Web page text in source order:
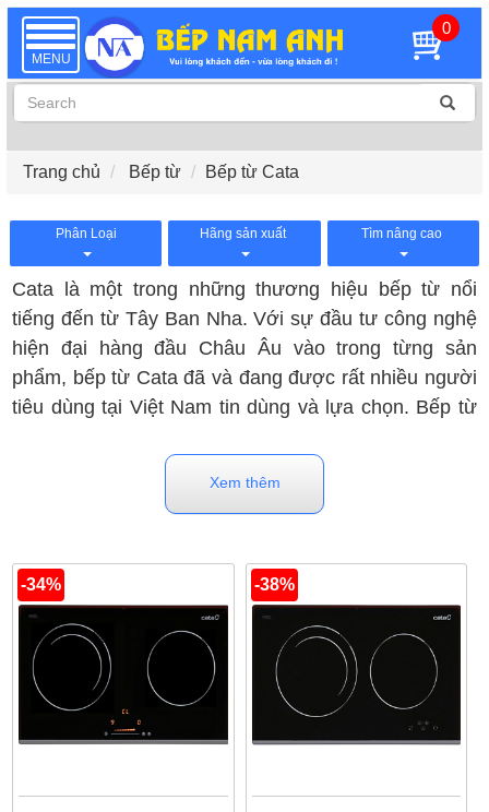
TOGGLE
NAVIGATION
MENU
0
Trang chủ Bếp từ Bếp từ Cata
Phân Loại Hãng sản xuất Tìm nâng cao
Cata là một trong những thương hiệu bếp từ nổi
tiếng đến từ Tây Ban Nha. Với sự đầu tư công nghệ
hiện đại hàng đầu Châu Âu vào trong từng sản
phẩm, bếp từ Cata đã và đang được rất nhiều người
tiêu dùng tại Việt Nam tin dùng và lựa chọn. Bếp từ
lựa chọn ở các khung giá sau đây:
từ 9 triệu - 11 triệu
. Dòng bếp này được thiết kế phù
hợp với không gian bếp vừa và nhỏ. Một số mẫu sản
phẩm nổi bật gồm:Bếp từ Cata I2 PLUS,bếp từ
Cata IB-772
2. Bếp từ Cata ba vùng nấu trở lên có mức giá
thiết kế phù hợp với những không gian bếp rộng
Xem thêm
-34% -38%